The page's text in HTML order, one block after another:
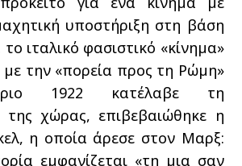
υποστήριξη στη βάση
ιταλικό φασιστικό «κίνημα»
την «πορεία προς τη Ρώμη»
1922 κατέλαβε τη
της χώρας, επιβεβαιώθηκε η
η οποία άρεσε στον Μαρξ:
εμφανίζεται «τη μια σαν